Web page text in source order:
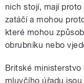
nich stojí, mají
zatáčí a mohou
které mohou
obrubníku nebo
Britské ministerstvo
mluvčího úřadu